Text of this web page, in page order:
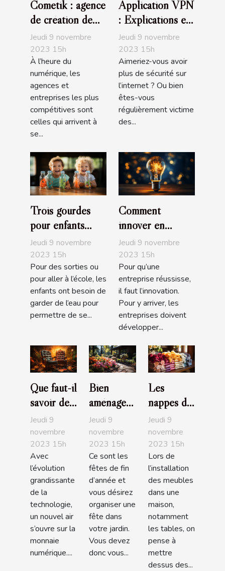
Cometik : agence
de création de
sites internet
Jeudi 9 novembre
2023 15h
À l’heure du
numérique, les
agences et
entreprises les plus
compétitives sont
celles qui arrivent à
se...
Application VPN
: Explications et
avantages
Jeudi 9 novembre
2023 15h
Aimeriez-vous avoir
plus de sécurité sur
l’internet ? Ou bien
êtes-vous
régulièrement victime
des...
Trois gourdes
pour enfants
recommandés
Jeudi 9 novembre
2023 15h
Pour des sorties ou
pour aller à l’école, les
enfants ont besoin de
garder de l’eau pour
permettre de se...
Comment
innover en
entreprise ?
Jeudi 9 novembre
2023 15h
Pour qu’une
entreprise réussisse,
il faut l’innovation.
Pour y arriver, les
entreprises doivent
développer...
Que faut-il
savoir de
la crypto-
paradis ?
Jeudi 9
novembre
2023 15h
Avec
l’évolution
grandissante
de la
technologie,
un nouvel air
s’ouvre sur la
monnaie
numérique....
Bien
aménager
son jardin
: comment
s'y
prendre ?
Jeudi 9
novembre
2023 15h
Ce sont les
fêtes de fin
d’année et
vous désirez
organiser une
fête dans
votre jardin.
Vous devez
donc vous...
Les
nappes de
table :
parlons-
en !
Jeudi 9
novembre
2023 15h
Lors de
l’installation
des meubles
dans une
maison,
notamment
les tables, on
pense à
mettre
dessus des...